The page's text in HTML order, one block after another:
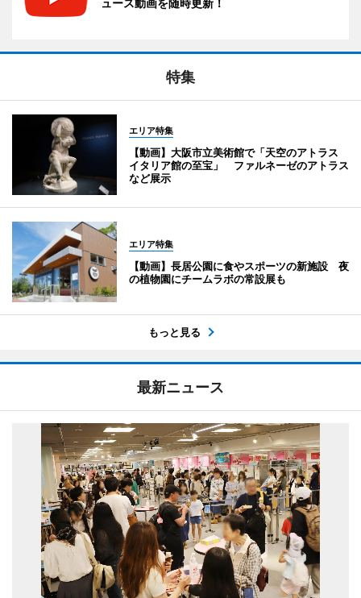
特集
エリア特集
【動画】大阪市立美術館で「天空のアトラス
イタリア館の至宝」 ファルネーゼのアトラス
など展示
エリア特集
【動画】長居公園に食やスポーツの新施設 夜
の植物園にチームラボの常設展も
もっと見る
最新ニュース